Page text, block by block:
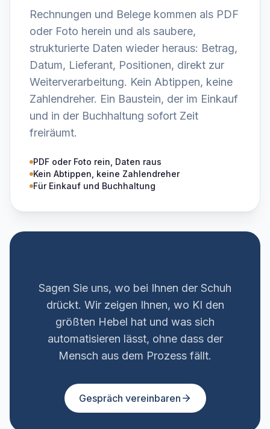
Rechnungen und Belege kommen als PDF
oder Foto herein und als saubere,
strukturierte Daten wieder heraus: Betrag,
Datum, Lieferant, Positionen, direkt zur
Weiterverarbeitung. Kein Abtippen, keine
Zahlendreher. Ein Baustein, der im Einkauf
und in der Buchhaltung sofort Zeit
freiräumt.
PDF oder Foto rein, Daten raus
Kein Abtippen, keine Zahlendreher
Für Einkauf und Buchhaltung
Sagen Sie uns, wo bei Ihnen der Schuh
drückt. Wir zeigen Ihnen, wo KI den
größten Hebel hat und was sich
automatisieren lässt, ohne dass der
Mensch aus dem Prozess fällt.
Gespräch vereinbaren